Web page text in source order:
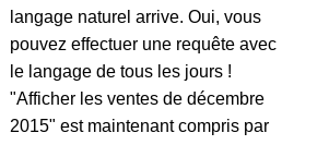
langage naturel arrive. Oui, vous
pouvez effectuer une requête avec
le langage de tous les jours !
"Afficher les ventes de décembre
2015" est maintenant compris par